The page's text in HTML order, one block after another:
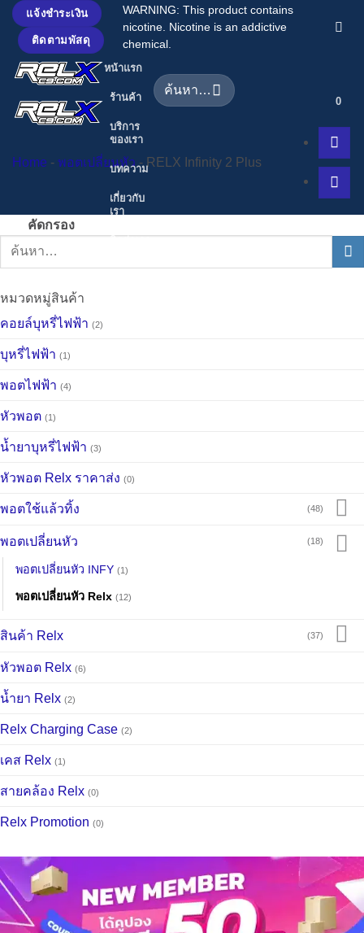
ข้าม
เนื้อหา
แจ้งชำระเงิน
ติดตามพัสดุ
WARNING: This product contains
nicotine. Nicotine is an addictive
chemical.
หน้าแรก
ร้านค้า
บริการ
ของเรา
บทความ
เกี่ยวกับ
เรา
ค้นหา:
0
Home - พอตเปลี่ยนหัว-RELX Infinity 2 Plus
คัดกรอง
ค้นหา:
หมวดหมู่สินค้า
คอยล์บุหรี่ไฟฟ้า (2)
บุหรี่ไฟฟ้า (1)
พอตไฟฟ้า (4)
หัวพอต (1)
น้ำยาบุหรี่ไฟฟ้า (3)
หัวพอต Relx ราคาส่ง (0)
พอตใช้แล้วทิ้ง (48)
พอตเปลี่ยนหัว (18)
พอตเปลี่ยนหัว INFY (1)
พอตเปลี่ยนหัว Relx (12)
สินค้า Relx (37)
หัวพอต Relx (6)
น้ำยา Relx (2)
Relx Charging Case (2)
เคส Relx (1)
สายคล้อง Relx (0)
Relx Promotion (0)